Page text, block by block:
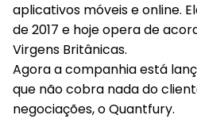
aplicativos móveis e online.
de 2017 e hoje opera de
Virgens Britânicas.
Agora a companhia está
que não cobra nada do
negociações, o Quantfury.